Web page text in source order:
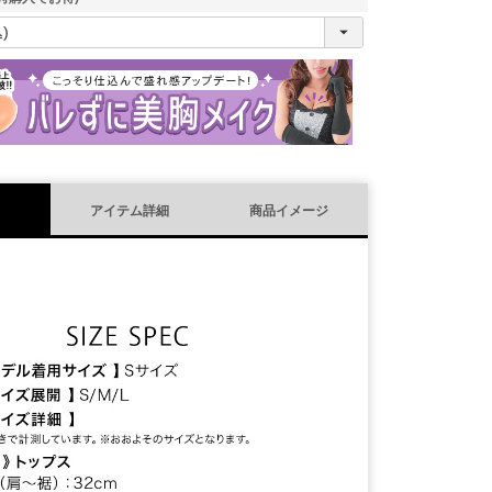
(
須
)
アイテム詳細 商品イメージ